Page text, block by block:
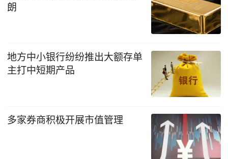
朗
地方中小银行纷纷推出大额存单
主打中短期产品
多家券商积极开展市值管理